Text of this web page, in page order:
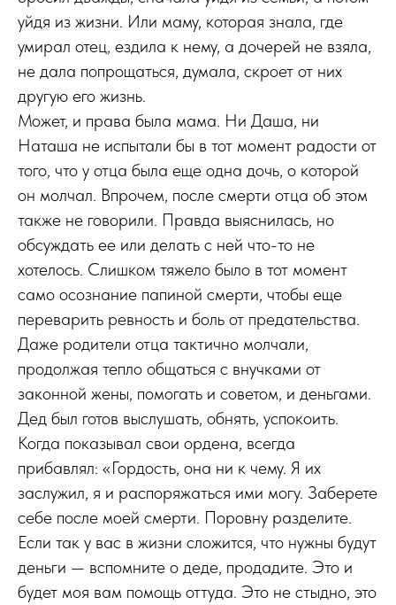
уйдя из жизни. Или маму, которая знала, где
умирал отец, ездила к нему, а дочерей не взяла,
не дала попрощаться, думала, скроет от них
другую его жизнь.
Может, и права была мама. Ни Даша, ни
Наташа не испытали бы в тот момент радости от
того, что у отца была еще одна дочь, о которой
он молчал. Впрочем, после смерти отца об этом
также не говорили. Правда выяснилась, но
обсуждать ее или делать с ней что-то не
хотелось. Слишком тяжело было в тот момент
само осознание папиной смерти, чтобы еще
переварить ревность и боль от предательства.
Даже родители отца тактично молчали,
продолжая тепло общаться с внучками от
законной жены, помогать и советом, и деньгами.
Дед был готов выслушать, обнять, успокоить.
Когда показывал свои ордена, всегда
прибавлял: «Гордость, она ни к чему. Я их
заслужил, я и распоряжаться ими могу. Заберете
себе после моей смерти. Поровну разделите.
Если так у вас в жизни сложится, что нужны будут
деньги — вспомните о деде, продадите. Это и
будет моя вам помощь оттуда. Это не стыдно, это